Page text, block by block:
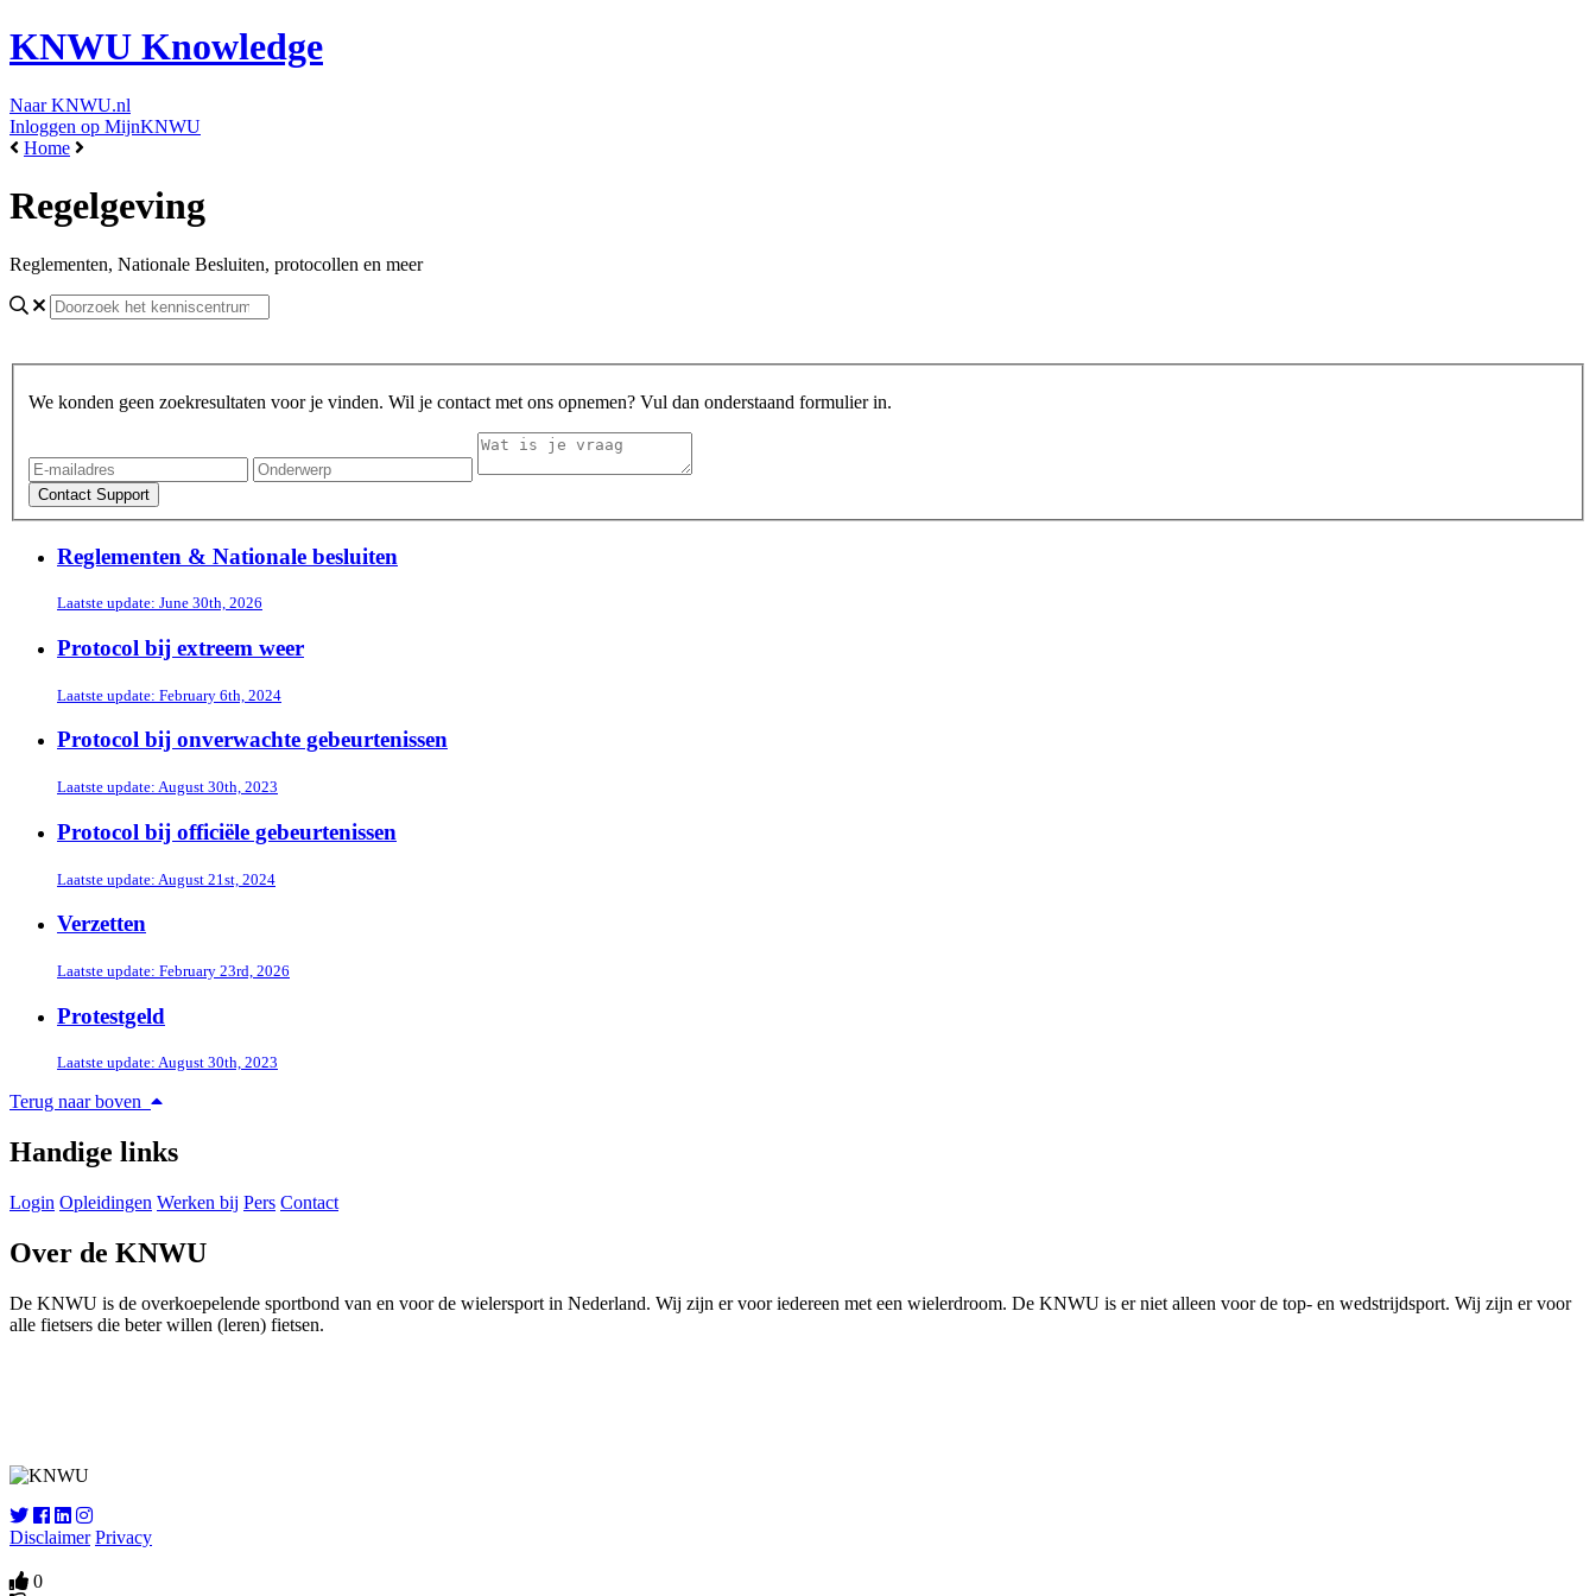
KNWU Knowledge
Naar KNWU.nl
Inloggen op MijnKNWU
Home
Regelgeving
Reglementen, Nationale Besluiten, protocollen en meer
We konden geen zoekresultaten voor je vinden. Wil je contact met ons opnemen? Vul dan onderstaand formulier in.
Reglementen & Nationale besluiten
Laatste update: June 30th, 2026
Protocol bij extreem weer
Laatste update: February 6th, 2024
Protocol bij onverwachte gebeurtenissen
Laatste update: August 30th, 2023
Protocol bij officiële gebeurtenissen
Laatste update: August 21st, 2024
Verzetten
Laatste update: February 23rd, 2026
Protestgeld
Laatste update: August 30th, 2023
Terug naar boven
Handige links
Login Opleidingen Werken bij Pers Contact
Over de KNWU
De KNWU is de overkoepelende sportbond van en voor de wielersport in Nederland. Wij zijn er voor iedereen met een wielerdroom. De KNWU is er niet alleen voor de top- en wedstrijdsport. Wij zijn er voor
alle fietsers die beter willen (leren) fietsen.
Disclaimer Privacy
0